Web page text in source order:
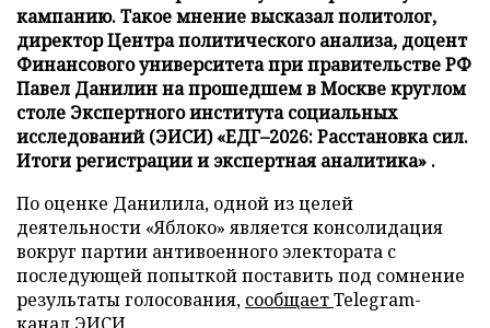
кампанию. Такое мнение высказал политолог,
директор Центра политического анализа, доцент
Финансового университета при правительстве РФ
Павел Данилин на прошедшем в Москве круглом
столе Экспертного института социальных
исследований (ЭИСИ) «ЕДГ–2026: Расстановка сил.
Итоги регистрации и экспертная аналитика» .
По оценке Данилила, одной из целей
деятельности «Яблоко» является консолидация
вокруг партии антивоенного электората с
последующей попыткой поставить под сомнение
результаты голосования, сообщаетTelegram-